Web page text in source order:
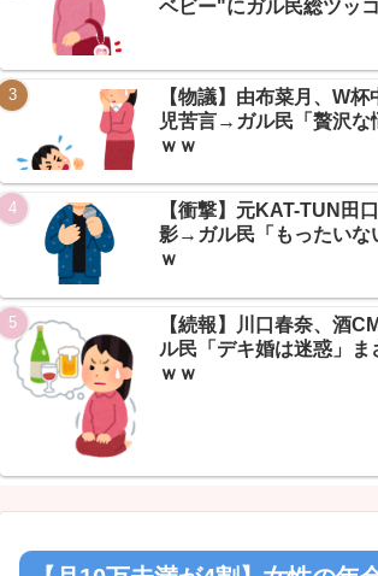
【まとめ】X収益化ルール大幅変更→インプレ
に賛否ｗｗｗ
Powered by livedoor 相互RSS
ベビー"にガル民総ツッ
【物議】由布菜月、W
児苦言→ガル民「贅沢な
ｗｗ
【衝撃】元KAT-TUN田
影→ガル民「もったいな
ｗ
【続報】川口春奈、酒
ル民「デキ婚は迷惑」ま
ｗｗ